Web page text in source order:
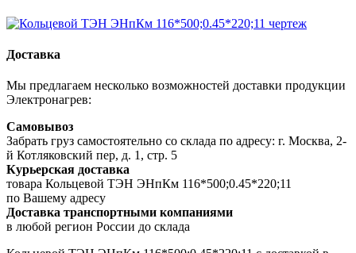
Доставка
Мы предлагаем несколько возможностей доставки продукции
Электронагрев:
Самовывоз
Забрать груз самостоятельно со склада по адресу: г. Москва, 2-
й Котляковский пер, д. 1, стр. 5
Курьерская доставка
товара Кольцевой ТЭН ЭНпКм 116*500;0.45*220;11
по Вашему адресу
Доставка транспортными компаниями
в любой регион России до склада